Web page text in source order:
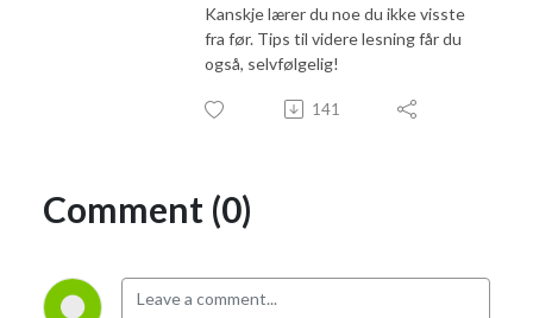
Kanskje lærer du noe du ikke visste
fra før. Tips til videre lesning får du
også, selvfølgelig!
141
Comment (0)